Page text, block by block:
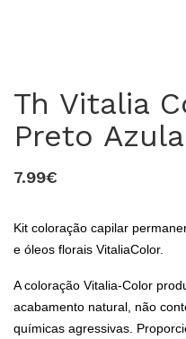
Th Vitalia
Preto
7.99€
Kit coloração capilar
e óleos florais VitaliaColor.
A coloração Vitalia-Color
acabamento natural, não
químicas agressivas.